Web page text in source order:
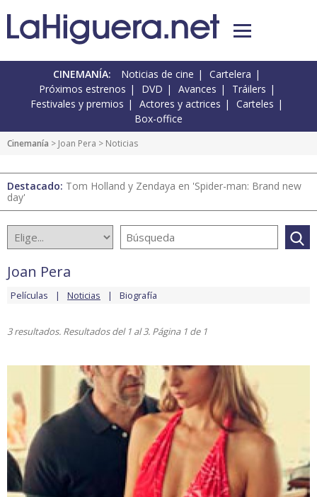
CINEMANÍA: Noticias de cine
Cartelera
Próximos estrenos
DVD Avances
Tráilers
Festivales y premios
Actores y actrices
Carteles
Box-office
Cinemanía > Joan Pera > Noticias
Destacado: Tom Holland y Zendaya en 'Spider-man: Brand new
day'
Joan Pera
Películas Noticias Biografía
3 resultados. Resultados del 1 al 3. Página 1 de 1